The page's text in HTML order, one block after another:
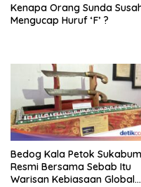
Kenapa Orang Sunda
Mengucap Huruf ‘F’ ?
Bedog Kala Petok
Resmi Bersama Sebab Itu
Warisan Kebiasaan Global